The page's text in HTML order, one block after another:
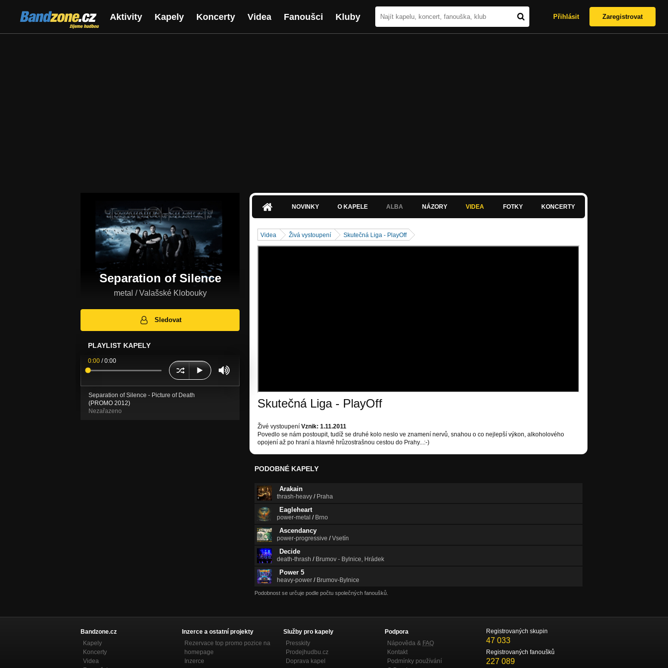
Bandzone.cz
žijeme hudbou
Aktivity Kapely Koncerty Videa Fanoušci Kluby Přihlásit Zaregistrovat
Separation of Silence
metal / Valašské Klobouky
Sledovat
PLAYLIST KAPELY
0:00 /0:00
Separation of Silence - Picture of Death
(PROMO 2012)
Nezařazeno
NOVINKY O KAPELE ALBA NÁZORY VIDEA FOTKY KONCERTY
Videa Živá vystoupení Skutečná Liga - PlayOff
Skutečná Liga - PlayOff
Živé vystoupení Vznik: 1.11.2011
Povedlo se nám postoupit, tudíž se druhé kolo neslo ve znamení nervů, snahou o co nejlepší výkon, alkoholového
opojení až po hraní a hlavně hrůzostrašnou cestou do Prahy...:-)
PODOBNÉ KAPELY
Arakain
thrash-heavy / Praha
Eagleheart
power-metal / Brno
Ascendancy
power-progressive /Vsetín
Decide
death-thrash / Brumov - Bylnice, Hrádek
Power 5
heavy-power / Brumov-Bylnice
Podobnost se určuje podle počtu společných fanoušků.
Bandzone.cz
Kapely
Koncerty
Videa
Inzerce a ostatní projekty
Rezervace top promo pozice na
homepage
Inzerce
Služby pro kapely
Presskity
Prodejhudbu.cz
Doprava kapel
Podpora
Nápověda & FAQ
Kontakt
Podmínky používání
Registrovaných skupin
47 033
Registrovaných fanoušků
227 089